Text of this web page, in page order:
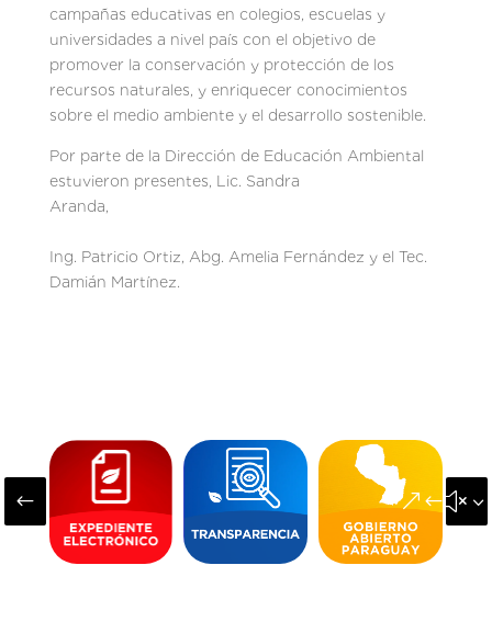
campañas educativas en colegios, escuelas y
universidades a nivel país con el objetivo de
promover la conservación y protección de los
recursos naturales, y enriquecer conocimientos
sobre el medio ambiente y el desarrollo sostenible.
Por parte de la Dirección de Educación Ambiental
estuvieron presentes, Lic. Sandra
Aranda,
Ing. Patricio Ortiz, Abg. Amelia Fernández y el Tec.
Damián Martínez.
#